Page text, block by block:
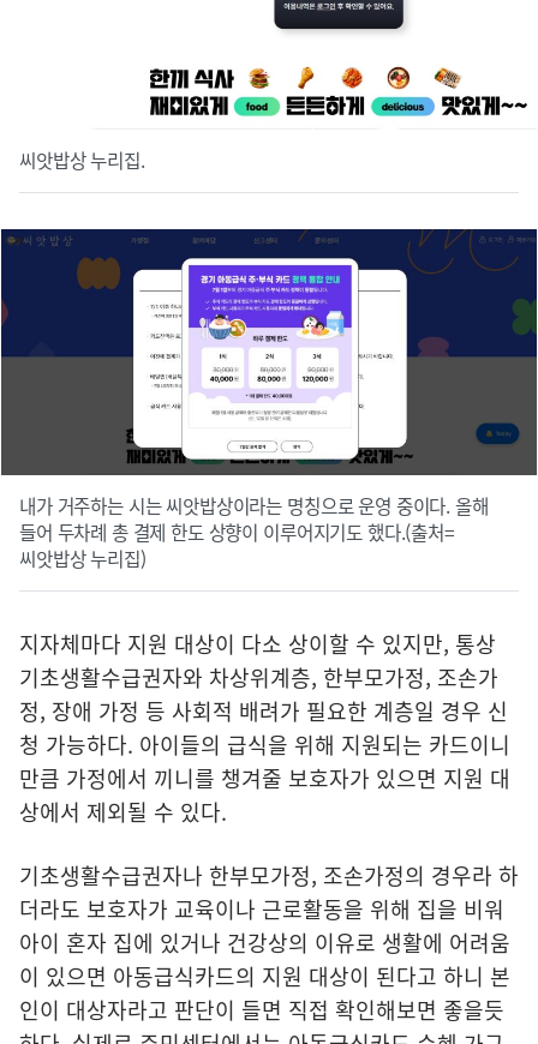
씨앗밥상 누리집.
내가 거주하는 시는 씨앗밥상이라는 명칭으로 운영 중이다. 올해
들어 두차례 총 결제 한도 상향이 이루어지기도 했다.(출처=
씨앗밥상 누리집)
지자체마다 지원 대상이 다소 상이할 수 있지만, 통상
기초생활수급권자와 차상위계층, 한부모가정, 조손가
정, 장애 가정 등 사회적 배려가 필요한 계층일 경우 신
청 가능하다. 아이들의 급식을 위해 지원되는 카드이니
만큼 가정에서 끼니를 챙겨줄 보호자가 있으면 지원 대
상에서 제외될 수 있다.
기초생활수급권자나 한부모가정, 조손가정의 경우라 하
더라도 보호자가 교육이나 근로활동을 위해 집을 비워
아이 혼자 집에 있거나 건강상의 이유로 생활에 어려움
이 있으면 아동급식카드의 지원 대상이 된다고 하니 본
인이 대상자라고 판단이 들면 직접 확인해보면 좋을듯